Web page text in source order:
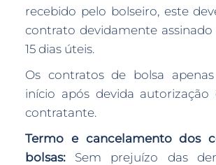
recebido pelo bolseiro, este
contrato devidamente
15 dias úteis.
Os contratos de bolsa
início após devida autorização
contratante.
Termo e cancelamento dos
bolsas: Sem prejuízo das